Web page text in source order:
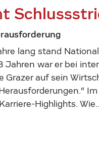
lang stand
Jahren war er bei
Grazer auf sein
Highlights.